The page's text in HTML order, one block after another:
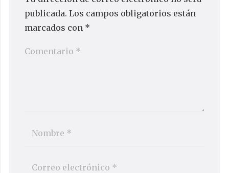
publicada. Los campos obligatorios están
marcados con *